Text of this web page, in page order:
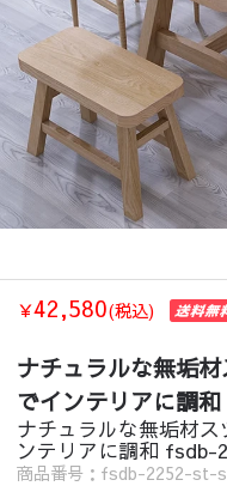
￥42,580(税込)
ナチュラルな無垢
でインテリアに調
ナチュラルな無垢材
ンテリアに調和
商品番号：fsdb-2252-st-